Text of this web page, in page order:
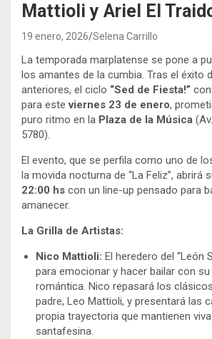
Mattioli y Ariel El
19 enero, 2026 Selena Carrillo
La temporada marplatense se pone a
los amantes de la cumbia. Tras el éxito
anteriores, el ciclo “Sed de Fiesta!”
para esteviernes 23 de enero,
puro ritmo en la Plaza de la Música
5780).
El evento, que se perfila como uno de
la movida nocturna de “La Feliz”, abrirá
22:00 hs con un line-up pensado para
amanecer.
La Grilla de Artistas:
Nico Mattioli: El heredero del “León
para emocionar y hacer bailar con
romántica. Nico repasará los
padre, Leo Mattioli, y presentará las
propia trayectoria que mantienen
santafesina.